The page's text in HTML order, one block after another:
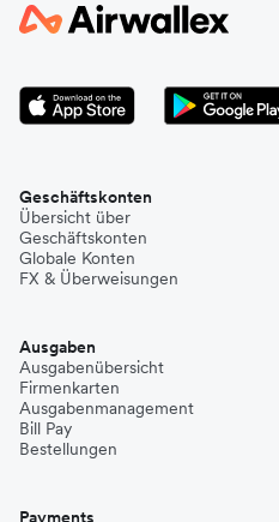
Geschäftskonten
Übersicht über
Geschäftskonten
Globale Konten
FX & Überweisungen
Ausgaben
Ausgabenübersicht
Firmenkarten
Ausgabenmanagement
Bill Pay
Bestellungen
Payments